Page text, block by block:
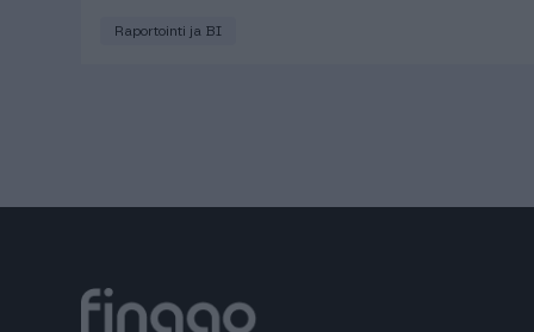
Raportointi ja BI